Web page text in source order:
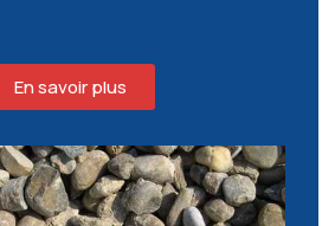
En savoir plus